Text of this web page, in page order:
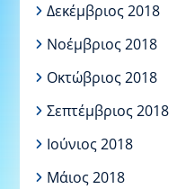
Δεκέμβριος 2018
Νοέμβριος 2018
Οκτώβριος 2018
Σεπτέμβριος 2018
Ιούνιος 2018
Μάιος 2018